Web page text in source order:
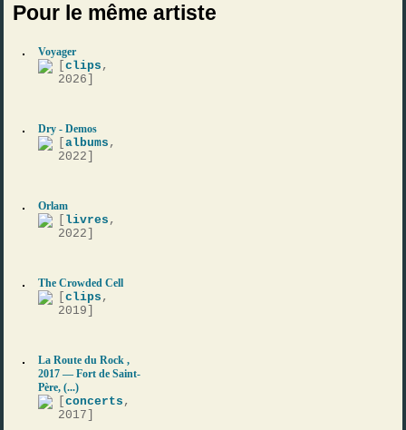
Pour le même artiste
Voyager
[clips ,
2026]
Dry - Demos
[albums ,
2022]
Orlam
livres ,
2022]
The Crowded Cell
[clips ,
2019]
La Route du Rock ,
2017 — Fort de Saint-
Père, (...)
[concerts ,
2017]